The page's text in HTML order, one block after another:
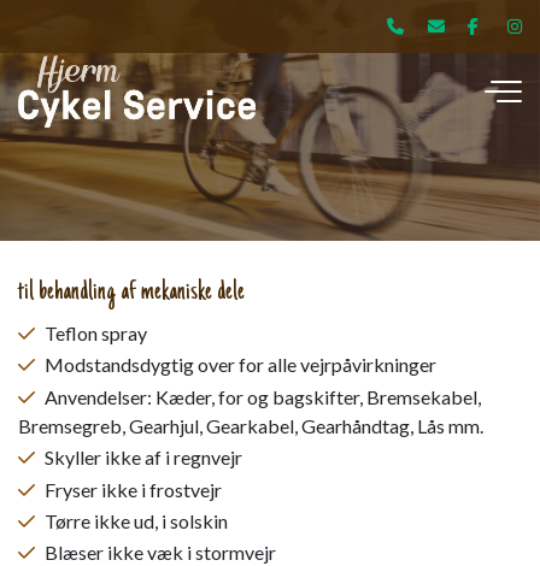
hovedindhold
til behandling af mekaniske dele
Teflon spray
Modstandsdygtig over for alle vejrpåvirkninger
Anvendelser: Kæder, for og bagskifter, Bremsekabel,
Bremsegreb, Gearhjul, Gearkabel, Gearhåndtag, Lås mm.
Skyller ikke af i regnvejr
Fryser ikke i frostvejr
Tørre ikke ud, i solskin
Blæser ikke væk i stormvejr